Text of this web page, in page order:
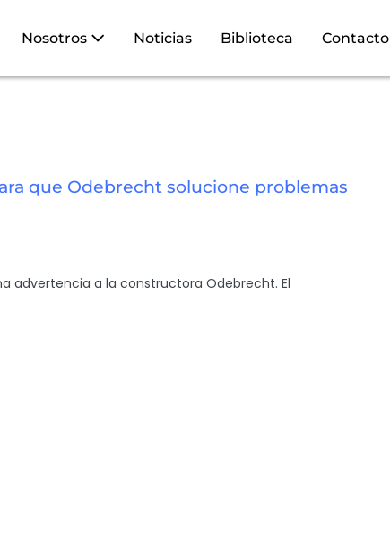
Nosotros Noticias Biblioteca Contacto
que Odebrecht solucione problemas
advertencia a la constructora Odebrecht. El